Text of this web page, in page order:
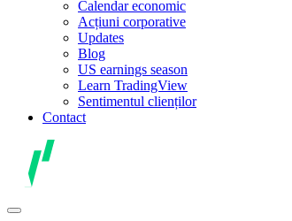
Calendar economic
Acțiuni corporative
Updates
Blog
US earnings season
Learn TradingView
Sentimentul clienților
Contact